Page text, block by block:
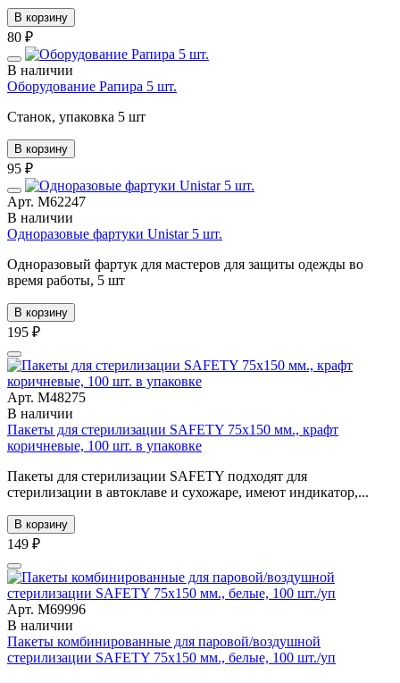
В корзину
80 ₽
В наличии
Оборудование Рапира 5 шт.
Станок, упаковка 5 шт
В корзину
95 ₽
Арт. М62247
В наличии
Одноразовые фартуки Unistar 5 шт.
Одноразовый фартук для мастеров для защиты одежды во
время работы, 5 шт
В корзину
195 ₽
Арт. М48275
В наличии
Пакеты для стерилизации SAFETY 75х150 мм., крафт
коричневые, 100 шт. в упаковке
Пакеты для стерилизации SAFETY подходят для
стерилизации в автоклаве и сухожаре, имеют индикатор,...
В корзину
149 ₽
Арт. М69996
В наличии
Пакеты комбинированные для паровой/воздушной
стерилизации SAFETY 75х150 мм., белые, 100 шт./уп